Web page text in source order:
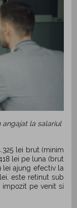
la salariul
lei brut (minim
lei pe luna (brut
lei ajung efectiv la
este retinut sub
impozit pe venit si